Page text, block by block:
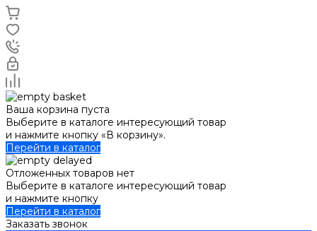
Ваша корзина пуста
Выберите в каталоге интересующий товар
и нажмите кнопку «В корзину».
Перейти в каталог
Отложенных товаров нет
Выберите в каталоге интересующий товар
и нажмите кнопку
Перейти в каталог
Заказать звонок